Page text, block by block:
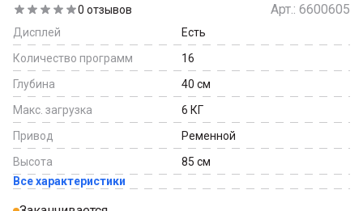
0 отзывов Арт.: 6600605
Дисплей
Есть
Количество программ
16
Глубина
40 см
Макс. загрузка
6 КГ
Привод
Ременной
Высота
85 см
Все характеристики